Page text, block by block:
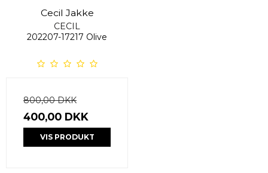
Cecil Jakke
CECIL
202207-17217 Olive
800,00 DKK
400,00 DKK
VIS PRODUKT